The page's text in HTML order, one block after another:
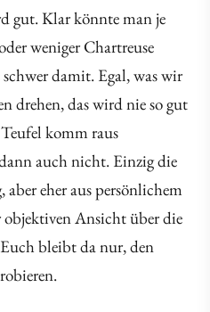
gut. Klar könnte man je
weniger Chartreuse
damit. Egal, was wir
drehen, das wird nie so gut
komm raus
auch nicht. Einzig die
aber eher aus persönlichem
objektiven Ansicht über die
bleibt da nur, den